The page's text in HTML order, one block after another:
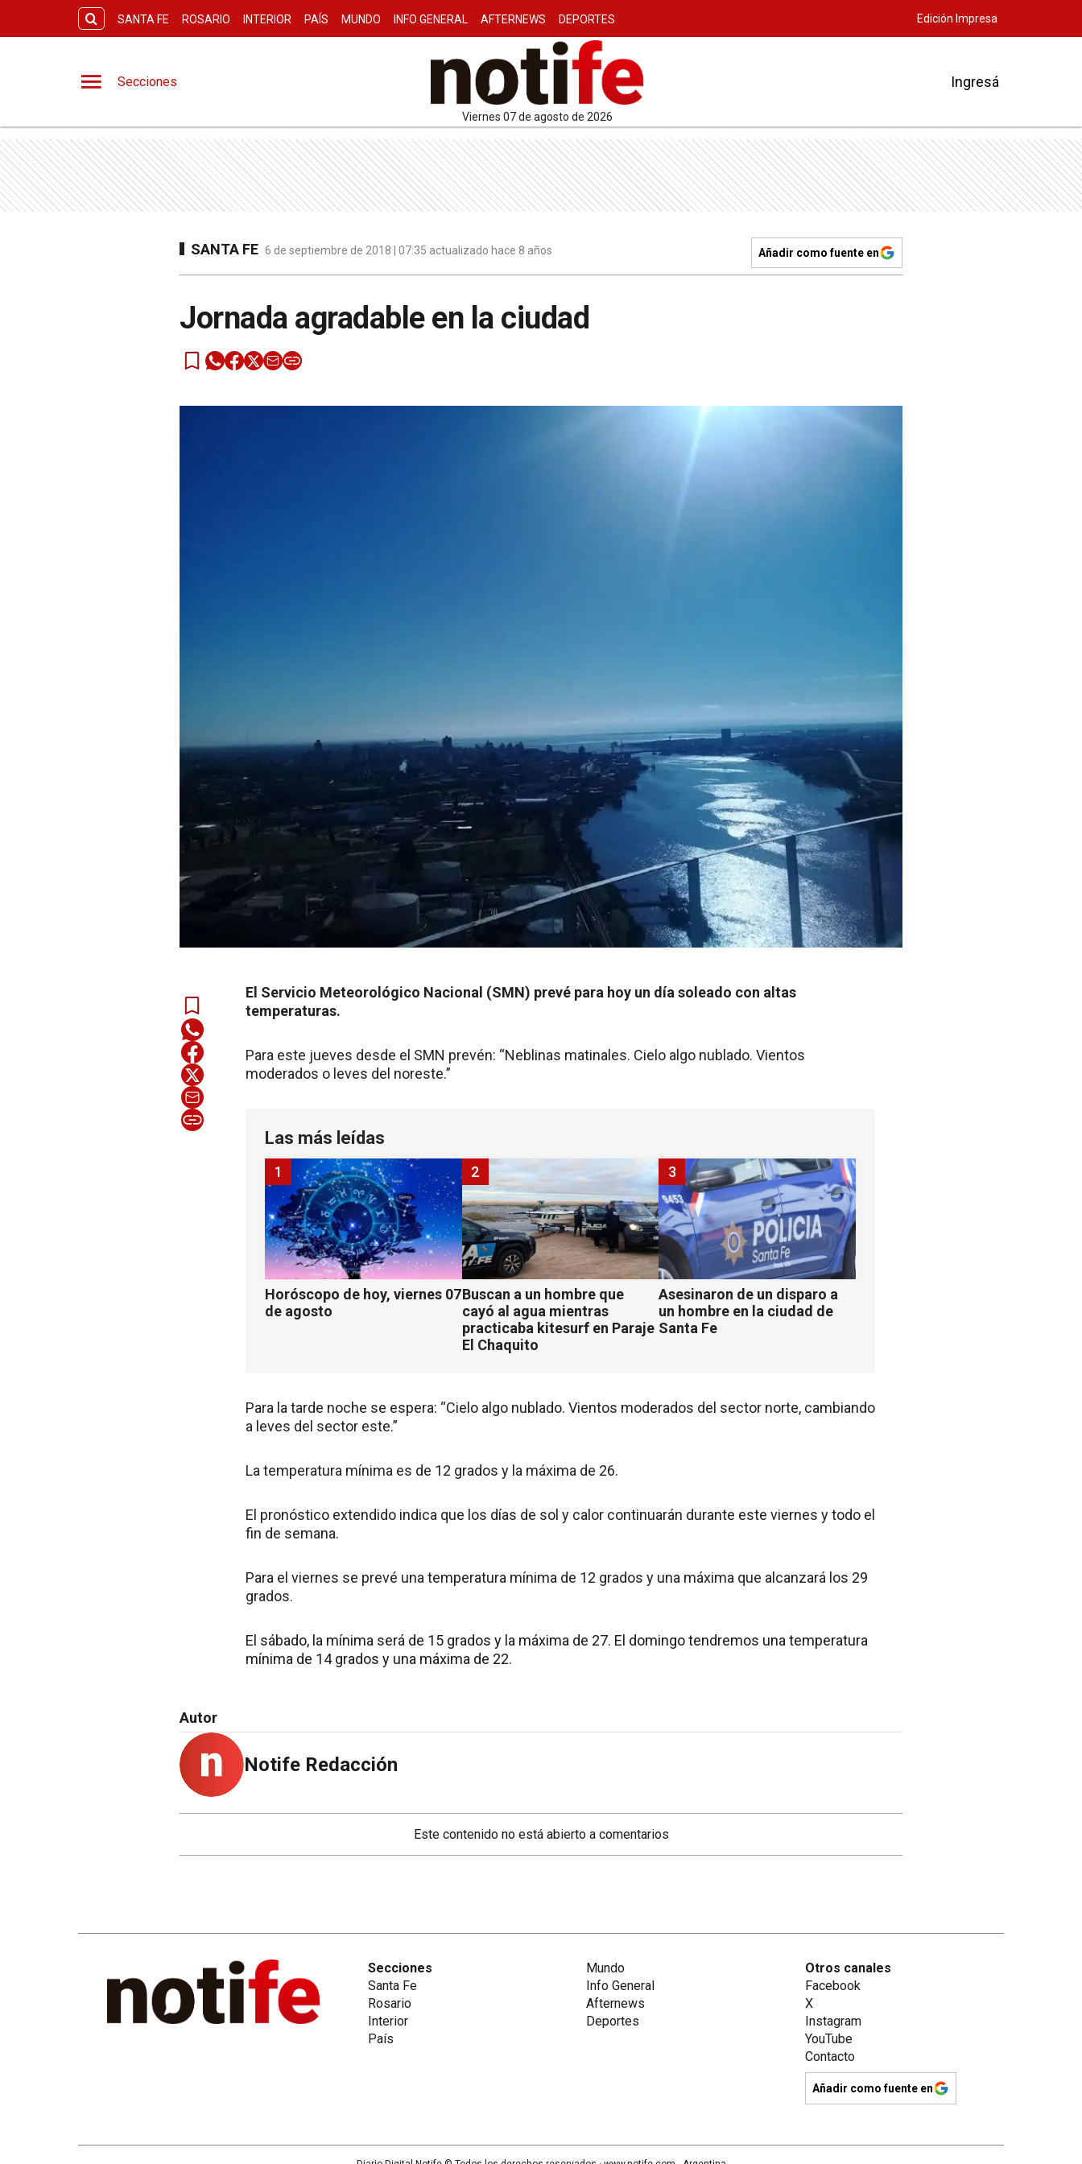
SANTA FE ROSARIO INTERIOR PAÍS MUNDO INFO GENERAL AFTERNEWS DEPORTES Edición Impresa
Secciones
viernes 07 de agosto de 2026
Ingresá
SANTA FE 6 de septiembre de 2018 | 07:35 actualizado hace 8 años Añadir como fuente en
Jornada agradable en la ciudad
El Servicio Meteorológico Nacional (SMN) prevé para hoy un día soleado con altas
temperaturas.
Para este jueves desde el SMN prevén: “Neblinas matinales. Cielo algo nublado. Vientos
moderados o leves del noreste.”
Las más leídas
Horóscopo de hoy, viernes 07
de agosto
1
Buscan a un hombre que
cayó al agua mientras
practicaba kitesurf en Paraje
El Chaquito
2
Asesinaron de un disparo a
un hombre en la ciudad de
Santa Fe
3
Para la tarde noche se espera: “Cielo algo nublado. Vientos moderados del sector norte, cambiando
a leves del sector este.”
La temperatura mínima es de 12 grados y la máxima de 26.
El pronóstico extendido indica que los días de sol y calor continuarán durante este viernes y todo el
fin de semana.
Para el viernes se prevé una temperatura mínima de 12 grados y una máxima que alcanzará los 29
grados.
El sábado, la mínima será de 15 grados y la máxima de 27. El domingo tendremos una temperatura
mínima de 14 grados y una máxima de 22.
Autor
Notife Redacción
Este contenido no está abierto a comentarios
Secciones
Santa Fe
Rosario
Interior
País
Mundo
Info General
Afternews
Deportes
Otros canales
Facebook
X
Instagram
YouTube
Contacto
Añadir como fuente en